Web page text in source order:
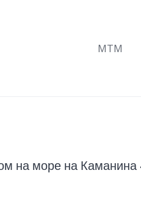
МТМ
на море на